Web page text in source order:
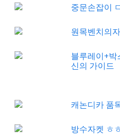
중문손잡이
원목벤치의
블루레이+박
신의 가이드
캐논디카 품
방수자켓 ㅎ